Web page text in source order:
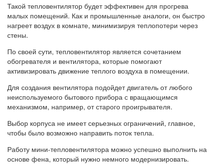
Такой тепловентилятор будет эффективен для прогрева
малых помещений. Как и промышленные аналоги, он быстро
нагреет воздух в комнате, минимизируя теплопотери через
стены.
По своей сути, тепловентилятор является сочетанием
обогревателя и вентилятора, которые помогают
активизировать движение теплого воздуха в помещении.
Для создания вентилятора подойдет двигатель от любого
неиспользуемого бытового прибора с вращающимся
механизмом, например, от старого проигрывателя.
Выбор корпуса не имеет серьезных ограничений, главное,
чтобы было возможно направить поток тепла.
Работу мини-тепловентилятора можно успешно выполнить на
основе фена, который нужно немного модернизировать.